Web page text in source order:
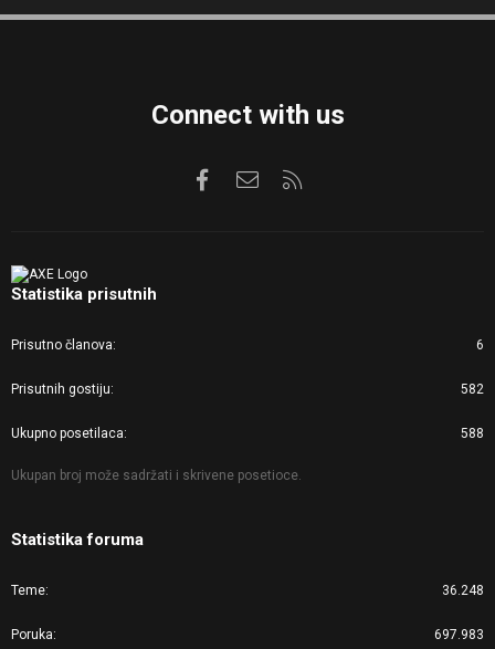
S
Connect with us
FacebookKontaktirajte nas
Statistika prisutnih
Prisutno članova 6
Prisutnih gostiju 582
Ukupno posetilaca 588
Ukupan broj može sadržati i skrivene posetioce.
Statistika foruma
Teme 36.248
Poruka 697.983